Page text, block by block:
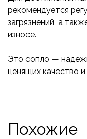
рекомендуется
загрязнений, а
износе.
Это сопло —
ценящих качество
Похожие